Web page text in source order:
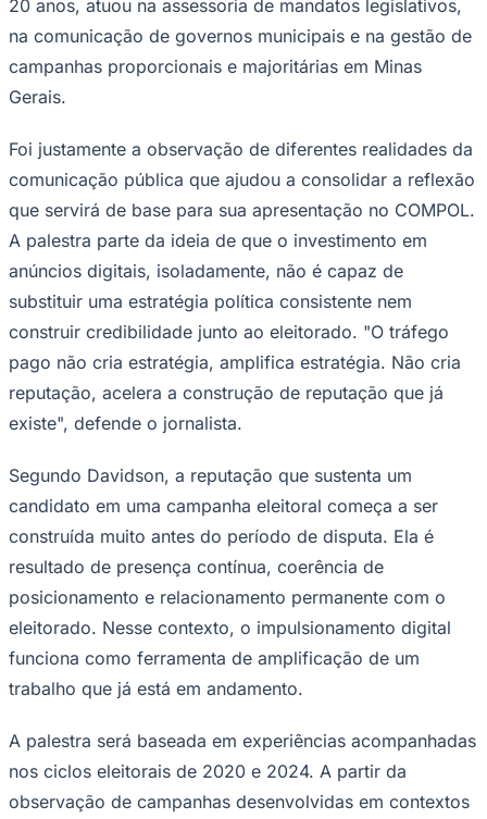
Corinthians
Palmeiras
20 anos, atuou na assessoria de mandatos legislativos,
na comunicação de governos municipais e na gestão de
campanhas proporcionais e majoritárias em Minas
Gerais.
Foi justamente a observação de diferentes realidades da
comunicação pública que ajudou a consolidar a reflexão
que servirá de base para sua apresentação no COMPOL.
A palestra parte da ideia de que o investimento em
anúncios digitais, isoladamente, não é capaz de
substituir uma estratégia política consistente nem
construir credibilidade junto ao eleitorado. "O tráfego
pago não cria estratégia, amplifica estratégia. Não cria
reputação, acelera a construção de reputação que já
existe", defende o jornalista.
Segundo Davidson, a reputação que sustenta um
candidato em uma campanha eleitoral começa a ser
construída muito antes do período de disputa. Ela é
resultado de presença contínua, coerência de
posicionamento e relacionamento permanente com o
eleitorado. Nesse contexto, o impulsionamento digital
funciona como ferramenta de amplificação de um
trabalho que já está em andamento.
A palestra será baseada em experiências acompanhadas
nos ciclos eleitorais de 2020 e 2024. A partir da
observação de campanhas desenvolvidas em contextos